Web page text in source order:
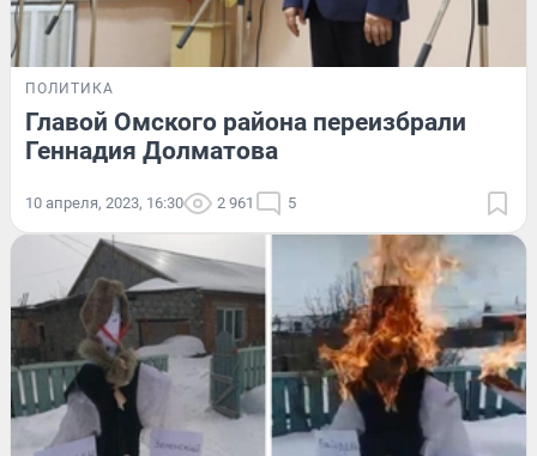
ПОЛИТИКА
Главой Омского района переизбрали
Геннадия Долматова
10 апреля, 2023, 16:30 2 961 5